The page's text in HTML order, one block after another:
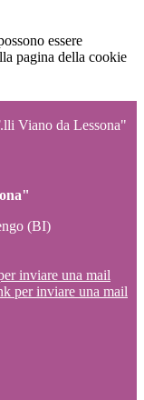
essere
pagina della cookie
Viano da Lessona"
(BI)
inviare una mail
per inviare una mail